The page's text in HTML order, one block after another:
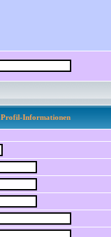
Profil-Informationen